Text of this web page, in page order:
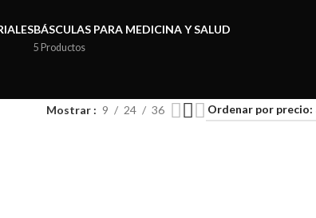
BÁSCULAS PARA MEDICINA Y SALUD
5 Productos
Mostrar 9 24 36